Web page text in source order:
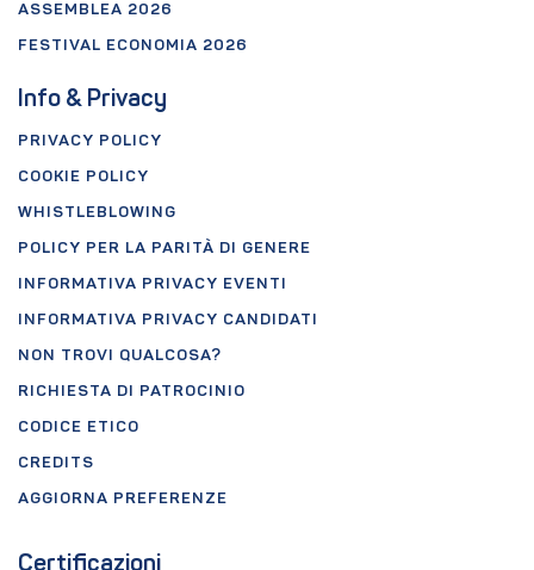
ASSEMBLEA 2026
FESTIVAL ECONOMIA 2026
Info & Privacy
PRIVACY POLICY
COOKIE POLICY
WHISTLEBLOWING
POLICY PER LA PARITÀ DI GENERE
INFORMATIVA PRIVACY EVENTI
INFORMATIVA PRIVACY CANDIDATI
NON TROVI QUALCOSA?
RICHIESTA DI PATROCINIO
CODICE ETICO
CREDITS
AGGIORNA PREFERENZE
Certificazioni